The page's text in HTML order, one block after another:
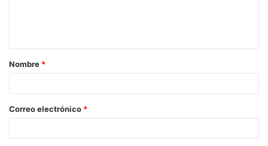
Nombre *
Correo electrónico *